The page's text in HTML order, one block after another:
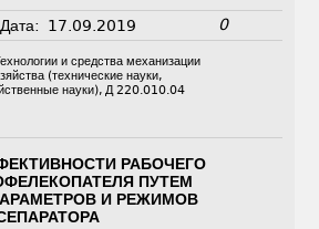
Дата: 17.09.2019 0
и средства механизации
(технические науки,
науки), Д 220.010.04
РАБОЧЕГО
ПУТЕМ
И РЕЖИМОВ